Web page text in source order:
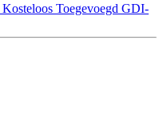
Kosteloos Toegevoegd GDI-